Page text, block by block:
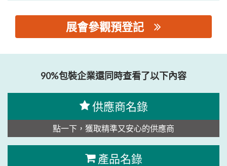
展會參觀預登記
90%包裝企業還同時查看了以下內容
供應商名錄
點一下，獲取精準又安心的供應商
產品名錄